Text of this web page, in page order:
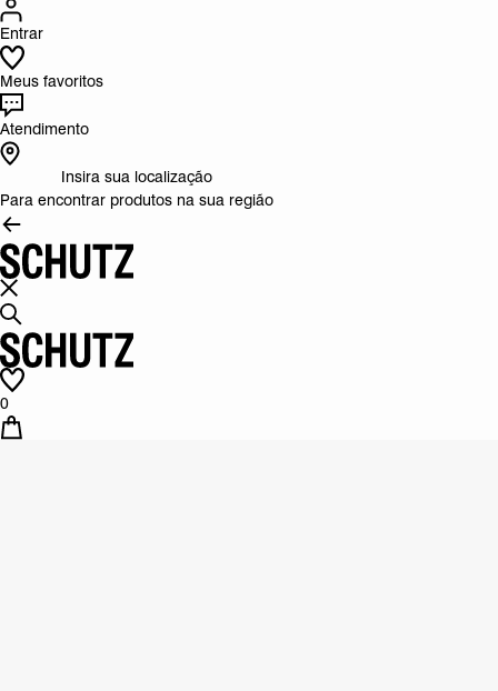
Entrar
Meus favoritos
Atendimento
Insira sua localização
Para encontrar produtos na sua região
0